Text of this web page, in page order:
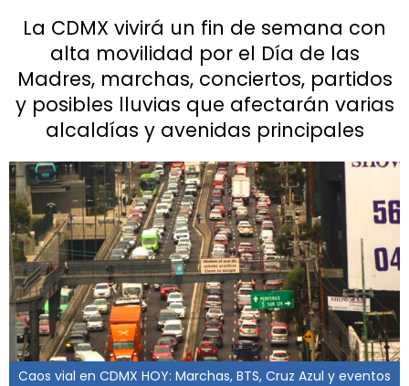
La CDMX vivirá un fin de semana con
alta movilidad por el Día de las
Madres, marchas, conciertos, partidos
y posibles lluvias que afectarán varias
alcaldías y avenidas principales
Caos vial en CDMX HOY: Marchas, BTS, Cruz Azul y eventos